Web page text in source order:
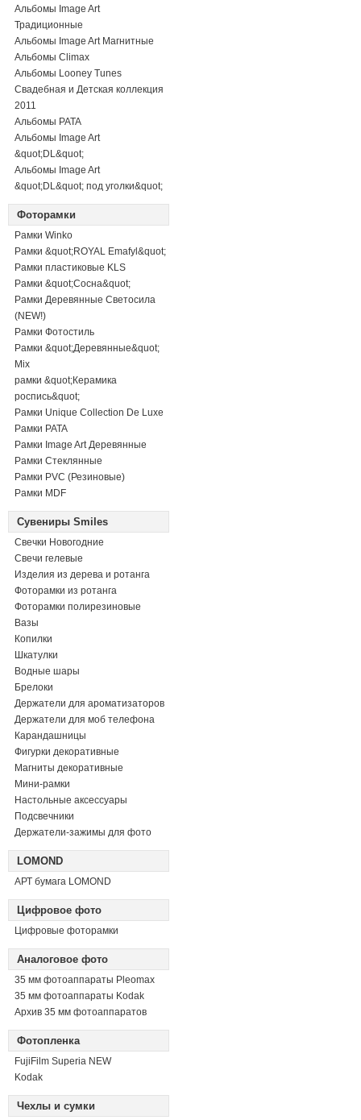
Альбомы Image Art
Традиционные
Альбомы Image Art Магнитные
Альбомы Climax
Альбомы Looney Tunes
Свадебная и Детская коллекция
2011
Альбомы PATA
Альбомы Image Art
&quot;DL&quot;
Альбомы Image Art
&quot;DL&quot; под уголки&quot;
Фоторамки
Рамки Winko
Рамки &quot;ROYAL Emafyl&quot;
Рамки пластиковые KLS
Рамки &quot;Сосна&quot;
Рамки Деревянные Светосила
(NEW!)
Рамки Фотостиль
Рамки &quot;Деревянные&quot;
Mix
рамки &quot;Керамика
роспись&quot;
Рамки Unique Collection De Luxe
Рамки PATA
Рамки Image Art Деревянные
Рамки Стеклянные
Рамки PVC (Резиновые)
Рамки MDF
Сувениры Smiles
Свечки Новогодние
Свечи гелевые
Изделия из дерева и ротанга
Фоторамки из ротанга
Фоторамки полирезиновые
Вазы
Копилки
Шкатулки
Водные шары
Брелоки
Держатели для ароматизаторов
Держатели для моб телефона
Карандашницы
Фигурки декоративные
Магниты декоративные
Мини-рамки
Настольные аксессуары
Подсвечники
Держатели-зажимы для фото
LOMOND
АРТ бумага LOMOND
Цифровое фото
Цифровые фоторамки
Аналоговое фото
35 мм фотоаппараты Pleomax
35 мм фотоаппараты Kodak
Архив 35 мм фотоаппаратов
Фотопленка
FujiFilm Superia NEW
Kodak
Чехлы и сумки